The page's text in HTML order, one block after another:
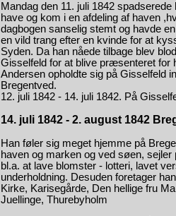
Mandag den 11. juli 1842
have og kom i en afdeling af haven
dagbogen sanselig stemt og havde
en vild trang efter en kvinde for at
Syden. Da han nåede tilbage blev
Gisselfeld for at blive præsenteret for
Andersen opholdte sig på Gisselfeld
Bregentved.
12. juli 1842 - 14. juli 1842. På
14. juli 1842 - 2. august 1842
Han føler sig meget hjemme på
haven og marken og ved søen,
bl.a. at lave blomster - lotteri, lavet
underholdning. Desuden foretager
Kirke, Karisegårde, Den hellige fru
Juellinge, Thurebyholm